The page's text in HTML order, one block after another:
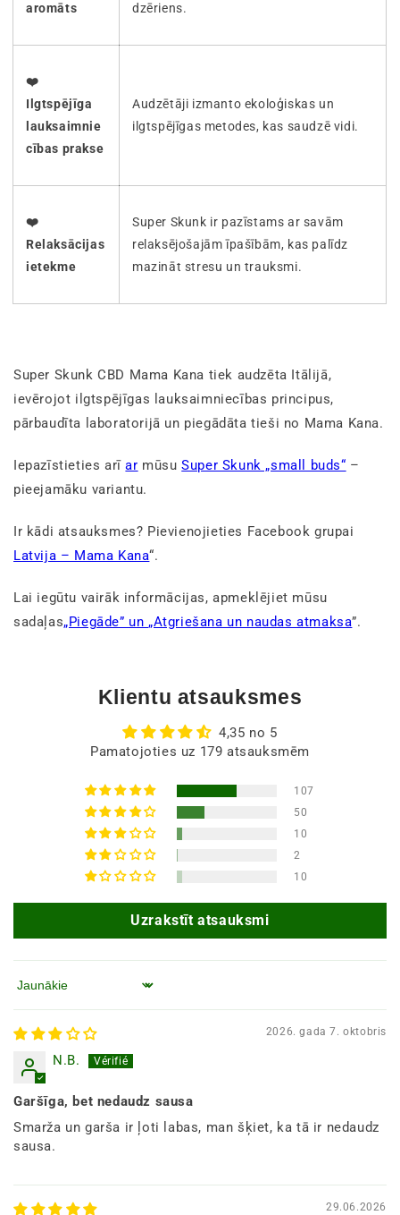
aromāts dzēriens.
❤️
Ilgtspējīga
lauksaimnie
cības prakse
Audzētāji izmanto ekoloģiskas un
ilgtspējīgas metodes, kas saudzē vidi.
❤️
Relaksācijas
ietekme
Super Skunk ir pazīstams ar savām
relaksējošajām īpašībām, kas palīdz
mazināt stresu un trauksmi.
Super Skunk CBD Mama Kana tiek audzēta Itālijā,
ievērojot ilgtspējīgas lauksaimniecības principus,
pārbaudīta laboratorijā un piegādāta tieši no Mama Kana.
Iepazīstieties arīar mūsuSuper Skunk „small buds“ –
pieejamāku variantu.
Ir kādi atsauksmes? Pievienojieties Facebook grupai
Latvija – Mama Kana“.
Lai iegūtu vairāk informācijas, apmeklējiet mūsu
sadaļas„Piegāde” un „Atgriešana un naudas atmaksa”.
Klientu atsauksmes
4,35 no 5
Pamatojoties uz 179 atsauksmēm
107
50
10
2
10
Uzrakstīt atsauksmi
Kārtot pēc
2026. gada 7. oktobris
N.B.
Garšīga, bet nedaudz sausa
Smarža un garša ir ļoti labas, man šķiet, ka tā ir nedaudz
sausa.
29.06.2026